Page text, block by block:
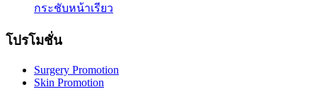
กระชับหน้าเรียว
โปรโมชั่น
Surgery Promotion
Skin Promotion